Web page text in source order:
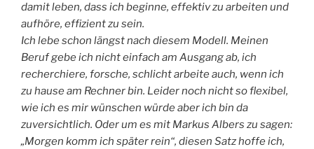
damit leben, dass ich beginne, effektiv zu arbeiten und
aufhöre, effizient zu sein.
Ich lebe schon längst nach diesem Modell. Meinen
Beruf gebe ich nicht einfach am Ausgang ab, ich
recherchiere, forsche, schlicht arbeite auch, wenn ich
zu hause am Rechner bin. Leider noch nicht so flexibel,
wie ich es mir wünschen würde aber ich bin da
zuversichtlich. Oder um es mit Markus Albers zu sagen:
„Morgen komm ich später rein“, diesen Satz hoffe ich,